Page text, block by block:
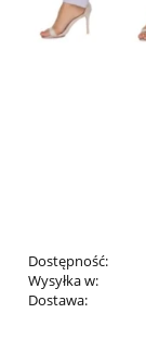
Dostępność:
Wysyłka w:
Dostawa:
Cena nie